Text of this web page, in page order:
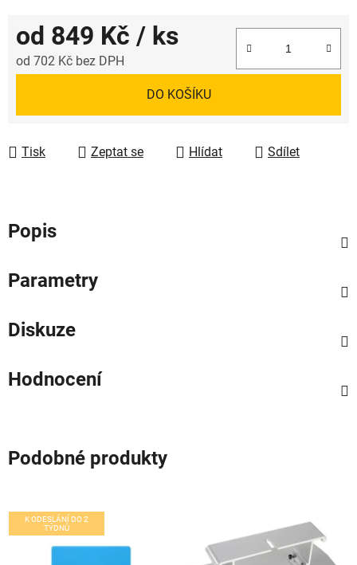
od 849 Kč / ks
od 702 Kč bez DPH
DO KOŠÍKU
Tisk Zeptat se Hlídat Sdílet
Popis
Parametry
Diskuze
Hodnocení
Podobné produkty
K ODESLÁNÍ DO 2
TÝDNŮ